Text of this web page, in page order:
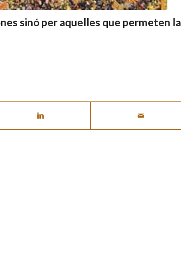
sinó per aquelles que permeten la